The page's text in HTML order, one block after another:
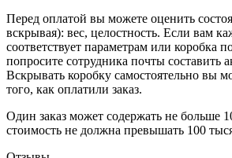
Перед оплатой вы можете оценить
вскрывая): вес, целостность. Если вам
соответствует параметрам или коробка
попросите сотрудника почты составить
Вскрывать коробку самостоятельно вы
того, как оплатили заказ.
Один заказ может содержать не больше
стоимость не должна превышать 100